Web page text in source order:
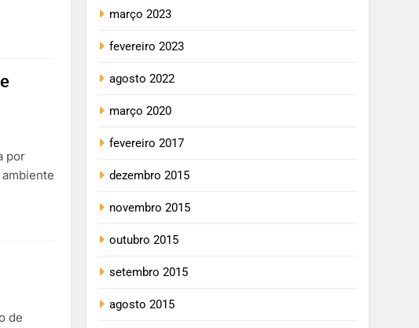
por
de
março 2023
fevereiro 2023
agosto 2022
março 2020
fevereiro 2017
dezembro 2015
novembro 2015
outubro 2015
setembro 2015
agosto 2015